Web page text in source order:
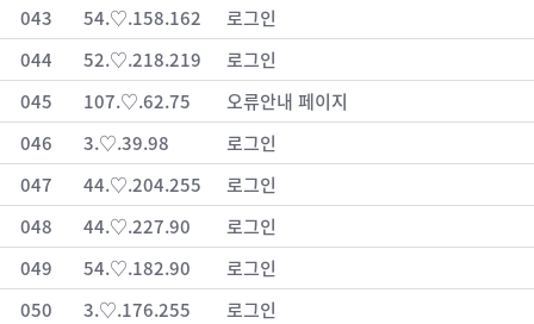
043
54.♡.158.162
로그인
044
52.♡.218.219
로그인
045
107.♡.62.75
오류안내 페이지
046
3.♡.39.98
로그인
047
44.♡.204.255
로그인
048
44.♡.227.90
로그인
049
54.♡.182.90
로그인
050
3.♡.176.255
로그인